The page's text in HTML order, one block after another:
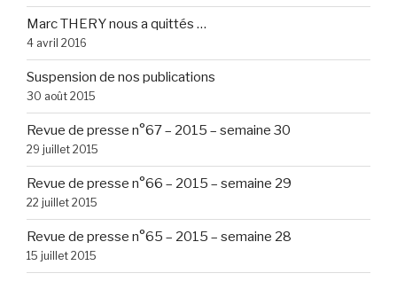
Marc THERY nous a quittés …
4 avril 2016
Suspension de nos publications
30 août 2015
Revue de presse n°67 – 2015 – semaine 30
29 juillet 2015
Revue de presse n°66 – 2015 – semaine 29
22 juillet 2015
Revue de presse n°65 – 2015 – semaine 28
15 juillet 2015